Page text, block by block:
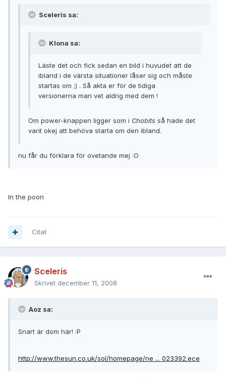
Sceleris sa:
Klona sa:
Läste det och fick sedan en bild i huvudet att de
ibland i de värsta situationer låser sig och måste
startas om ;) . Så akta er för de tidiga
versionerna man vet aldrig med dem !
Om power-knappen ligger som i Chobits så hade det
varit okej att behöva starta om den ibland.
nu får du förklara för ovetande mej :O
In the poon
Citat
Sceleris
Skrivet december 11, 2008
Aoz sa:
Snart är dom här! :P
http://www.thesun.co.uk/sol/homepage/ne ... 023392.ece